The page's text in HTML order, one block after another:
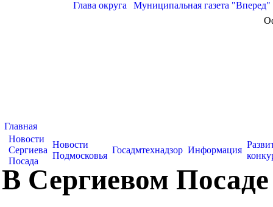
Глава округа Муниципальная газета "Вперед"
Главная
Новости
Сергиева
Посада
Новости
Подмосковья
Госадмтехнадзор Информация
В Сергиевом